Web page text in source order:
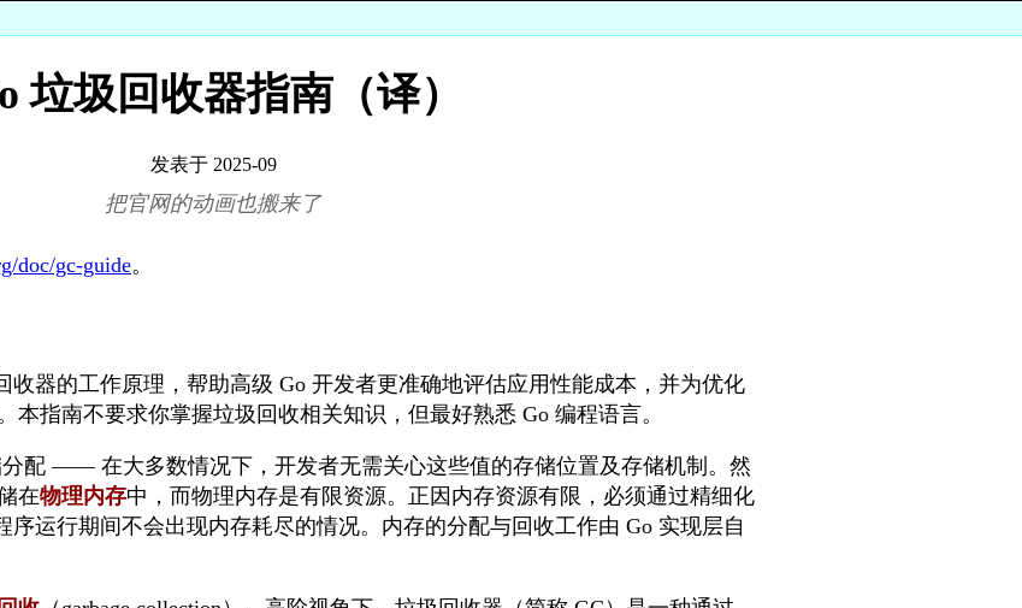
垃圾回收器指南（译）
发表于 2025-09
把官网的动画也搬来了
doc/gc-guide。
收器的工作原理，帮助高级 Go 开发者更准确地评估应用性能成本，并为优化
本指南不要求你掌握垃圾回收相关知识，但最好熟悉 Go 编程语言。
配 —— 在大多数情况下，开发者无需关心这些值的存储位置及存储机制。然
在物理内存中，而物理内存是有限资源。正因内存资源有限，必须通过精细化
序运行期间不会出现内存耗尽的情况。内存的分配与回收工作由 Go 实现层自